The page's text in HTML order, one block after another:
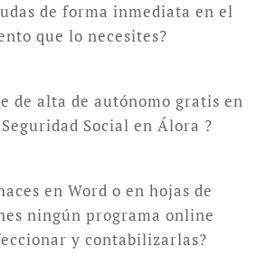
de forma inmediata en el
que lo necesites?
de alta de autónomo gratis en
Social en Álora ?
en Word o en hojas de
ningún programa online
y contabilizarlas?